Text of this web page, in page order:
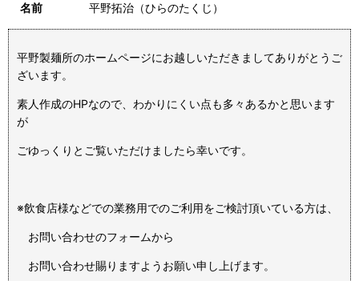
名前 平野拓治（ひらのたくじ）
平野製麺所のホームページにお越しいただきましてありがとうご
ざいます。
素人作成のHPなので、わかりにくい点も多々あるかと思います
が
ごゆっくりとご覧いただけましたら幸いです。
※飲食店様などでの業務用でのご利用をご検討頂いている方は、
お問い合わせのフォームから
お問い合わせ賜りますようお願い申し上げます。